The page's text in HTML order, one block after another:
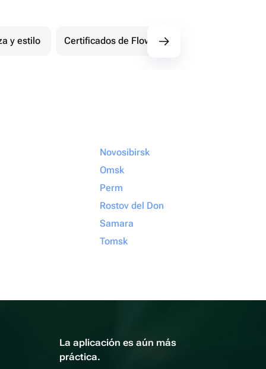
y estilo Certificados de Flowwow
Novosibirsk
Omsk
Perm
Rostov del Don
Samara
Tomsk
La aplicación es aún más
práctica.